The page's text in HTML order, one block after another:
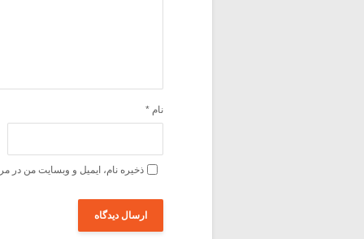
نام *
ذخیره نام، ایمیل و وبسایت من در